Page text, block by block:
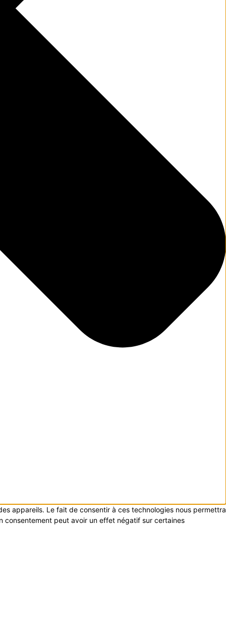
appareils. Le fait de consentir à ces technologies nous permettra
consentement peut avoir un effet négatif sur certaines